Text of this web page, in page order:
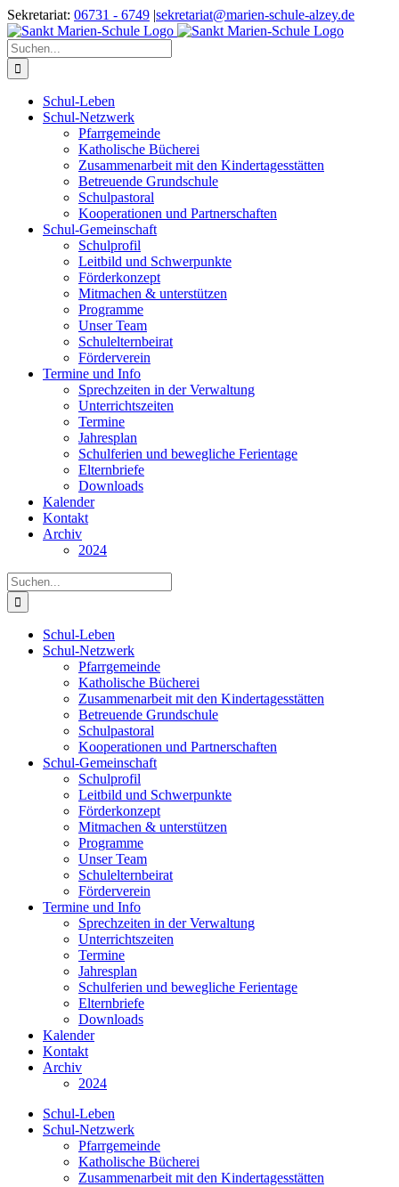
Zum
Inhalt
springen
Sekretariat: 06731 - 6749 |sekretariat@marien-schule-alzey.de
Suche
nach:
Schul-Leben
Schul-Netzwerk
Pfarrgemeinde
Katholische Bücherei
Zusammenarbeit mit den Kindertagesstätten
Betreuende Grundschule
Schulpastoral
Kooperationen und Partnerschaften
Schul-Gemeinschaft
Schulprofil
Leitbild und Schwerpunkte
Förderkonzept
Mitmachen & unterstützen
Programme
Unser Team
Schulelternbeirat
Förderverein
Termine und Info
Sprechzeiten in der Verwaltung
Unterrichtszeiten
Termine
Jahresplan
Schulferien und bewegliche Ferientage
Elternbriefe
Downloads
Kalender
Kontakt
Archiv
2024
Suche
nach:
Schul-Leben
Schul-Netzwerk
Pfarrgemeinde
Katholische Bücherei
Zusammenarbeit mit den Kindertagesstätten
Betreuende Grundschule
Schulpastoral
Kooperationen und Partnerschaften
Schul-Gemeinschaft
Schulprofil
Leitbild und Schwerpunkte
Förderkonzept
Mitmachen & unterstützen
Programme
Unser Team
Schulelternbeirat
Förderverein
Termine und Info
Sprechzeiten in der Verwaltung
Unterrichtszeiten
Termine
Jahresplan
Schulferien und bewegliche Ferientage
Elternbriefe
Downloads
Kalender
Kontakt
Archiv
2024
Schul-Leben
Schul-Netzwerk
Pfarrgemeinde
Katholische Bücherei
Zusammenarbeit mit den Kindertagesstätten